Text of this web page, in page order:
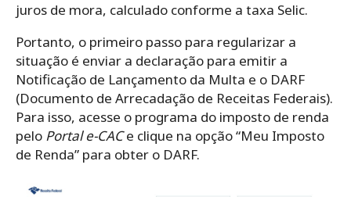
juros de mora, calculado conforme a taxa Selic.
Portanto, o primeiro passo para regularizar a
situação é enviar a declaração para emitir a
Notificação de Lançamento da Multa e o DARF
(Documento de Arrecadação de Receitas Federais).
Para isso, acesse o programa do imposto de renda
pelo Portal e-CACe clique na opção “Meu Imposto
de Renda” para obter o DARF.